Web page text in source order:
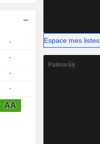
-
-
-
-
AA
Espace mes listes
Palmarès